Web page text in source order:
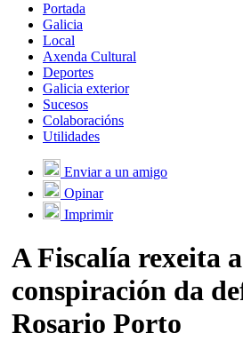
Portada
Galicia
Local
Axenda Cultural
Deportes
Galicia exterior
Sucesos
Colaboracións
Utilidades
Enviar a un amigo
Opinar
Imprimir
A Fiscalía rexeita
conspiración da
Rosario Porto